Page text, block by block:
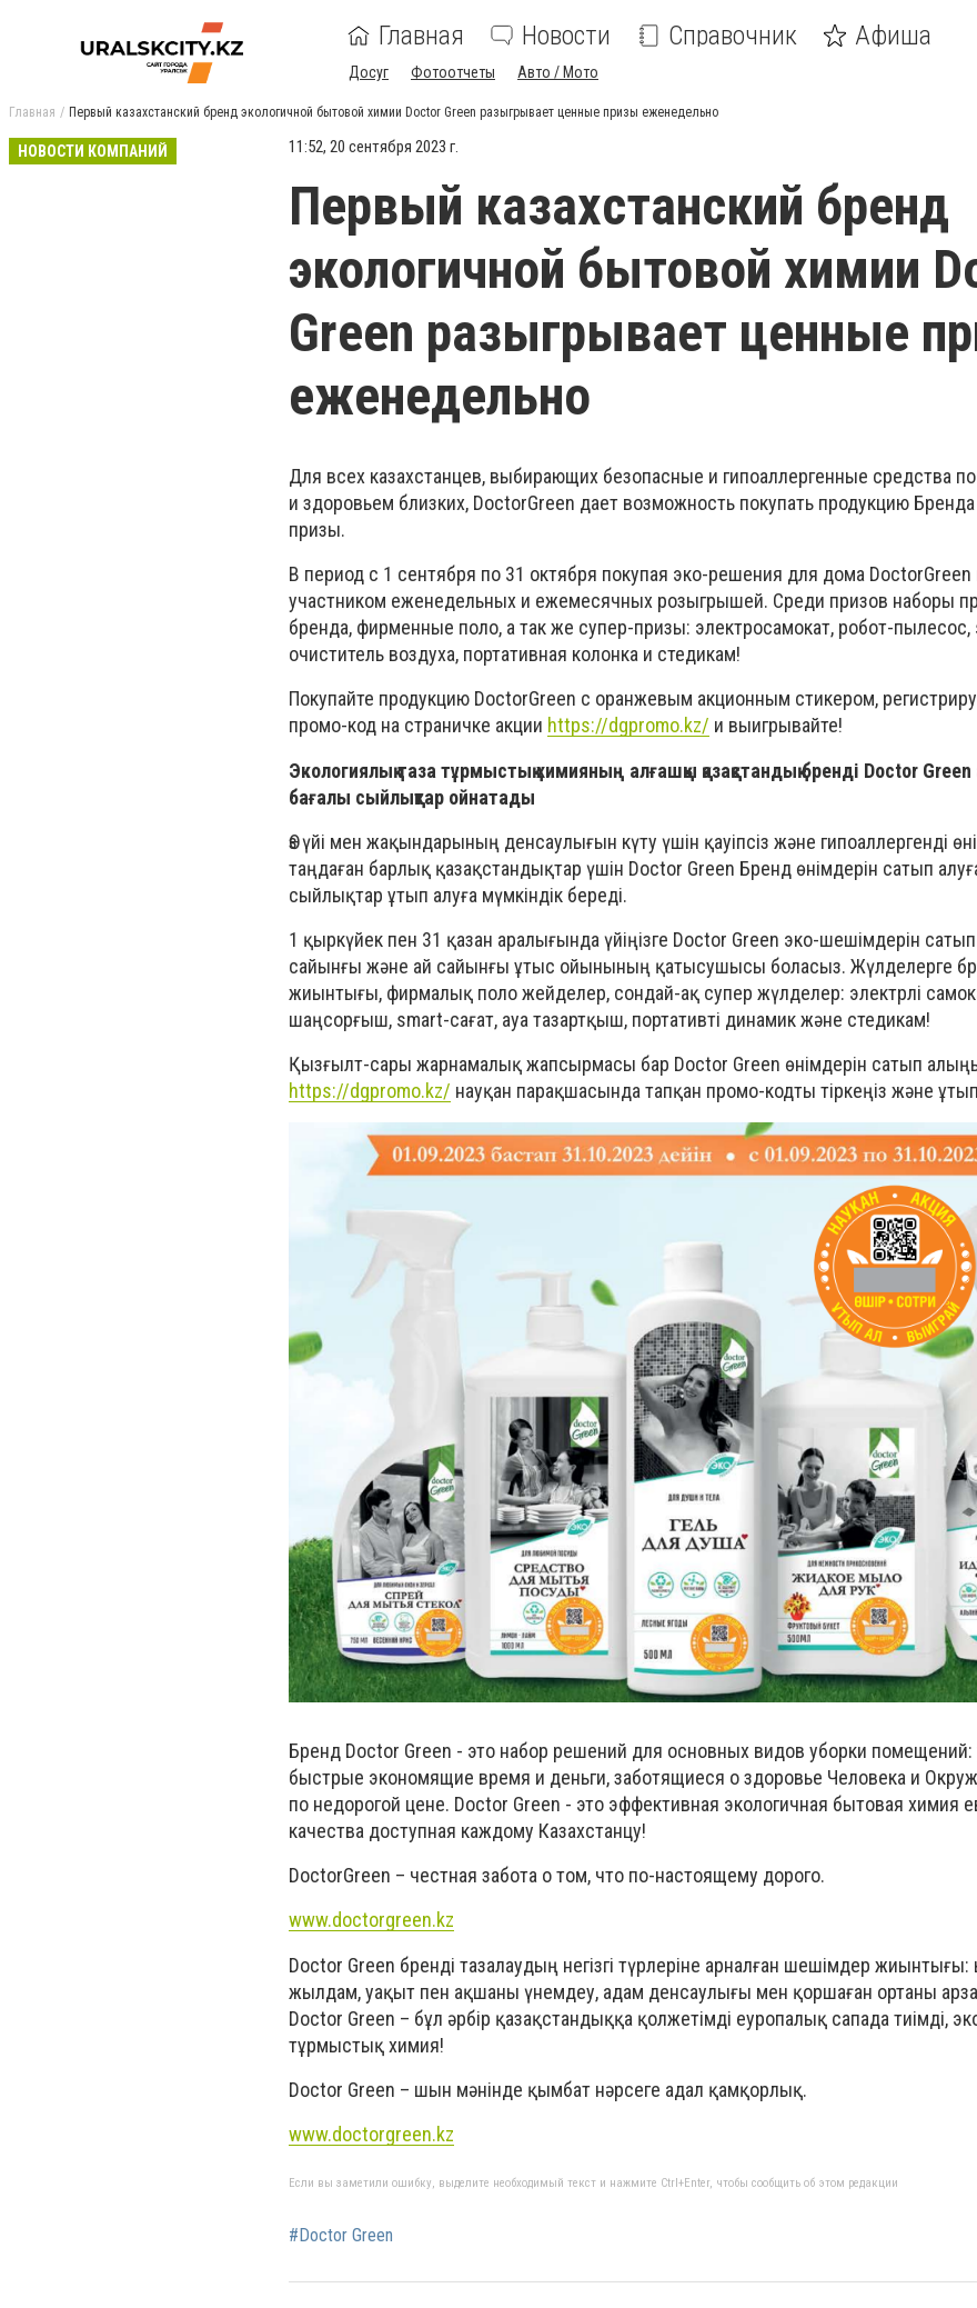
Главная Новости Справочник Афиша
Досуг Фотоотчеты Авто / Мото
Главная Первый казахстанский бренд экологичной бытовой химии Doctor Green разыгрывает ценные призы еженедельно
НОВОСТИ КОМПАНИЙ 11:52, 20 сентября 2023 г.
Первый казахстанский бренд
экологичной бытовой химии
Green разыгрывает ценные
еженедельно
Для всех казахстанцев, выбирающих безопасные и гипоаллергенные средства
и здоровьем близких, DoctorGreen дает возможность покупать продукцию
призы.
В период с 1 сентября по 31 октября покупая эко-решения для дома DoctorGreen
участником еженедельных и ежемесячных розыгрышей. Среди призов наборы
бренда, фирменные поло, а так же супер-призы: электросамокат, робот-пылесос,
очиститель воздуха, портативная колонка и стедикам!
Покупайте продукцию DoctorGreen с оранжевым акционным стикером,
промо-код на страничке акции https://dgpromo.kz/ и выигрывайте!
Экологиялық таза тұрмыстық химияның алғашқы қазақстандық бренді Doctor
бағалы сыйлықтар ойнатады
Өз үйі мен жақындарының денсаулығын күту үшін қауіпсіз және гипоаллергенді
таңдаған барлық қазақстандықтар үшін Doctor Green Бренд өнімдерін сатып
сыйлықтар ұтып алуға мүмкіндік береді.
1 қыркүйек пен 31 қазан аралығында үйіңізге Doctor Green эко-шешімдерін сатып
сайынғы және ай сайынғы ұтыс ойынының қатысушысы боласыз. Жүлделерге
жиынтығы, фирмалық поло жейделер, сондай-ақ супер жүлделер: электрлі
шаңсорғыш, smart-сағат, ауа тазартқыш, портативті динамик және стедикам!
Қызғылт-сары жарнамалық жапсырмасы бар Doctor Green өнімдерін сатып
https://dgpromo.kz/ науқан парақшасында тапқан промо-кодты тіркеңіз және
Бренд Doctor Green - это набор решений для основных видов уборки
быстрые экономящие время и деньги, заботящиеся о здоровье Человека и
по недорогой цене. Doctor Green - это эффективная экологичная бытовая химия
качества доступная каждому Казахстанцу!
DoctorGreen – честная забота о том, что по-настоящему дорого.
www.doctorgreen.kz
Doctor Green бренді тазалаудың негізгі түрлеріне арналған шешімдер
жылдам, уақыт пен ақшаны үнемдеу, адам денсаулығы мен қоршаған ортаны
Doctor Green – бұл әрбір қазақстандыққа қолжетімді еуропалық сапада тиімді,
тұрмыстық химия!
Doctor Green – шын мәнінде қымбат нәрсеге адал қамқорлық.
www.doctorgreen.kz
Если вы заметили ошибку, выделите необходимый текст и нажмите Ctrl+Enter, чтобы сообщить об этом редакции
#Doctor Green